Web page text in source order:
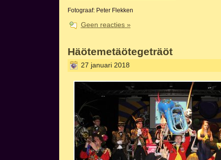
Fotograaf: Peter Flekken
Geen reacties »
Häötemetäötegeträöt
27 januari 2018